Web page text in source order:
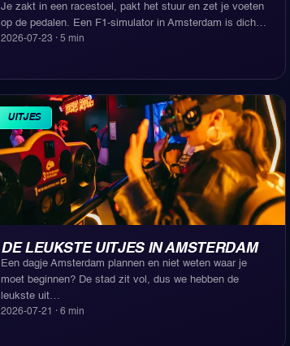
Je zakt in een racestoel, pakt het stuur en zet je voeten
op de pedalen. Een F1-simulator in Amsterdam is dich…
2026-07-23 · 5 min
UITJES
DE LEUKSTE UITJES IN AMSTERDAM
Een dagje Amsterdam plannen en niet weten waar je
moet beginnen? De stad zit vol, dus we hebben de
leukste uit…
2026-07-21 · 6 min